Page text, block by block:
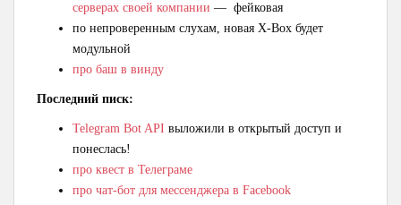
серверах своей компании — фейковая
по непроверенным слухам, новая X-Box будет
модульной
про баш в винду
Последний писк:
Telegram Bot API выложили в открытый доступ и
понеслась!
про квест в Телеграме
про чат-бот для мессенджера в Facebook